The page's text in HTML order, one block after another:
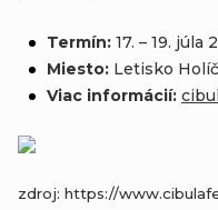
Termín: 17. – 19. júla
Miesto: Letisko
Viac informácií:
zdroj: https://